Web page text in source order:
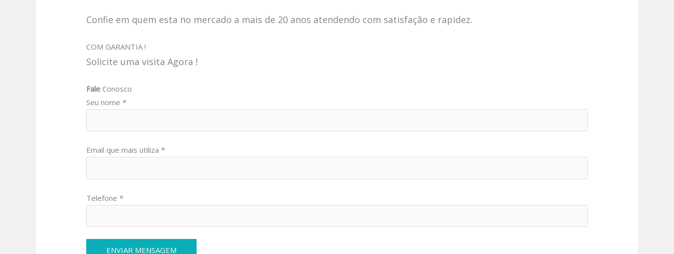
Confie em quem esta no mercado a mais de 20 anos atendendo com satisfação e rapidez.
COM GARANTIA !
Solicite uma visita Agora !
Fale Conosco
Seu nome *
Email que mais utiliza *
Telefone *